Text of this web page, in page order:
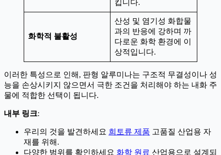
킵니다.
화학적 불활성
산성 및 염기성 화합물
과의 반응에 강하며 까
다로운 화학 환경에 이
상적입니다.
이러한 특성으로 인해, 판형 알루미나는 구조적 무결성이나 성
능을 손상시키지 않으면서 극한 조건을 처리해야 하는 내화 주
물에 적합한 선택이 됩니다.
내부 링크:
우리의 것을 발견하세요 희토류 제품 고품질 산업용 자
재를 위해.
다양한 범위를 확인하세요 화학 원료 산업용으로 설계되